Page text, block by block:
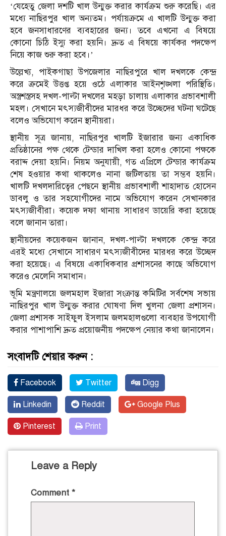
‘যেহেতু জেলা দশটি খাল উন্মুক্ত করার কার্যক্রম শুরু করেছি। এর
মধ্যে নাছিরপুর খাল অন্যতম। পর্যায়ক্রমে এ খালটি উন্মুক্ত করা
হবে জনসাধারণের ব্যবহারের জন্য। তবে এখনো এ বিষয়ে
কোনো চিঠি ইস্যু করা হয়নি। দ্রুত এ বিষয়ে কার্যকর পদক্ষেপ
নিয়ে কাজ শুরু করা হবে।’
উল্লেখ্য, পাইকগাছা উপজেলার নাছিরপুরে খাল দখলকে কেন্দ্র
করে ক্রমেই উত্তপ্ত হয়ে ওঠে এলাকার আইনশৃঙ্খলা পরিস্থিতি।
অস্ত্রশস্ত্রসহ দখল-পাল্টা দখলের মহড়া চালায় এলাকার প্রভাবশালী
মহল। সেখানে মৎস্যজীবীদের মারধর করে উচ্ছেদের ঘটনা ঘটেছে
বলেও অভিযোগ করেন স্থানীয়রা।
স্থানীয় সূত্র জানায়, নাছিরপুর খালটি ইজারার জন্য একাধিক
প্রতিষ্ঠানের পক্ষ থেকে টেন্ডার দাখিল করা হলেও কোনো পক্ষকে
বরাদ্দ দেয়া হয়নি। নিয়ম অনুযায়ী, গত এপ্রিলে টেন্ডার কার্যক্রম
শেষ হওয়ার কথা থাকলেও নানা জটিলতায় তা সম্ভব হয়নি।
খালটি দখলদারিত্বের পেছনে স্থানীয় প্রভাবশালী শাহাদাত হোসেন
ডাবলু ও তার সহযোগীদের নামে অভিযোগ করেন সেখানকার
মৎস্যজীবীরা। কয়েক দফা থানায় সাধারণ ডায়েরি করা হয়েছে
বলে জানান তারা।
স্থানীয়দের কয়েকজন জানান, দখল-পাল্টা দখলকে কেন্দ্র করে
এরই মধ্যে সেখানে সাধারণ মৎস্যজীবীদের মারধর করে উচ্ছেদ
করা হয়েছে। এ বিষয়ে একাধিকবার প্রশাসনের কাছে অভিযোগ
করেও মেলেনি সমাধান।
ভূমি মন্ত্রণালয়ে জলমহাল ইজারা সংক্রান্ত কমিটির সর্বশেষ সভায়
নাছিরপুর খাল উন্মুক্ত করার ঘোষণা দিল খুলনা জেলা প্রশাসন।
জেলা প্রশাসক সাইফুল ইসলাম জলমহালগুলো ব্যবহার উপযোগী
করার পাশাপাশি দ্রুত প্রয়োজনীয় পদক্ষেপ নেয়ার কথা জানালেন।
সংবাদটি শেয়ার করুন :
Facebook Twitter Digg
Linkedin Reddit Google Plus
Pinterest Print
Leave a Reply
Comment *